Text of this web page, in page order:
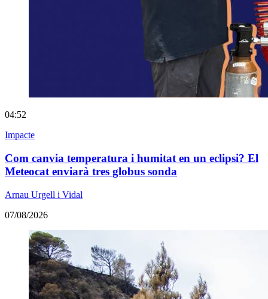
04:52
Impacte
Com canvia temperatura i humitat en un eclipsi? El
Meteocat enviarà tres globus sonda
Arnau Urgell i Vidal
07/08/2026